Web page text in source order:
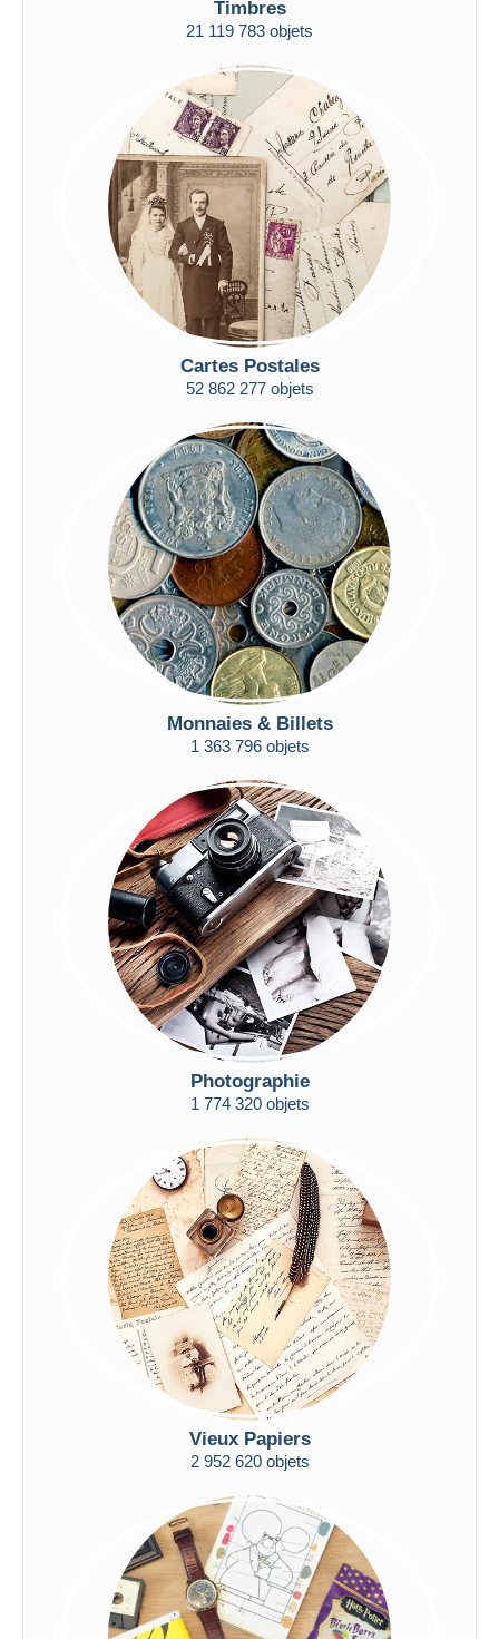
Uniquement en réduction
Livraison gratuite
Méthodes de paiement
Virement bancaire
Visa
Mastercard
Bancontact
iDeal
Maestro
Résidence du vendeur
Appliquer
Timbres
21 119 783 objets
Cartes Postales
52 862 277 objets
Monnaies & Billets
1 363 796 objets
Photographie
1 774 320 objets
Vieux Papiers
2 952 620 objets